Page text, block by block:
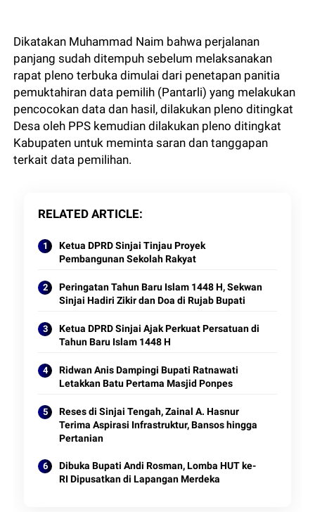
Dikatakan Muhammad Naim bahwa perjalanan
panjang sudah ditempuh sebelum melaksanakan
rapat pleno terbuka dimulai dari penetapan panitia
pemuktahiran data pemilih (Pantarli) yang melakukan
pencocokan data dan hasil, dilakukan pleno ditingkat
Desa oleh PPS kemudian dilakukan pleno ditingkat
Kabupaten untuk meminta saran dan tanggapan
terkait data pemilihan.
RELATED ARTICLE
Ketua DPRD Sinjai Tinjau Proyek
Pembangunan Sekolah Rakyat
Peringatan Tahun Baru Islam 1448 H, Sekwan
Sinjai Hadiri Zikir dan Doa di Rujab Bupati
Ketua DPRD Sinjai Ajak Perkuat Persatuan di
Tahun Baru Islam 1448 H
Ridwan Anis Dampingi Bupati Ratnawati
Letakkan Batu Pertama Masjid Ponpes
Reses di Sinjai Tengah, Zainal A. Hasnur
Terima Aspirasi Infrastruktur, Bansos hingga
Pertanian
Dibuka Bupati Andi Rosman, Lomba HUT ke-
RI Dipusatkan di Lapangan Merdeka